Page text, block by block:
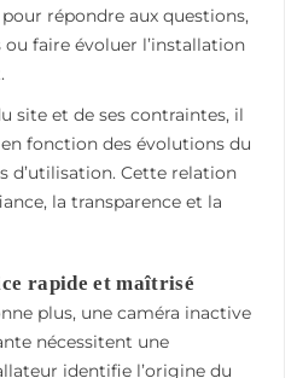
répondre aux questions,
faire évoluer l’installation
site et de ses contraintes, il
fonction des évolutions du
d’utilisation. Cette relation
la transparence et la
rapide et maîtrisé
plus, une caméra inactive
nécessitent une
identifie l’origine du